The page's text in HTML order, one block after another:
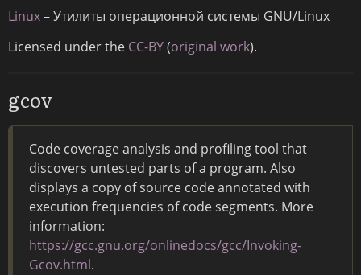
Linux– Утилиты операционной системы GNU/Linux
Licensed under the CC-BY(original work).
gcov
Code coverage analysis and profiling tool that
discovers untested parts of a program. Also
displays a copy of source code annotated with
execution frequencies of code segments. More
information:
https://gcc.gnu.org/onlinedocs/gcc/Invoking-
Gcov.html.